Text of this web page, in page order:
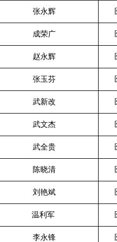
张永辉
成荣广
赵永辉
张玉芬
武新改
武文杰
武全贵
陈晓清
刘艳斌
温利军
李永锋